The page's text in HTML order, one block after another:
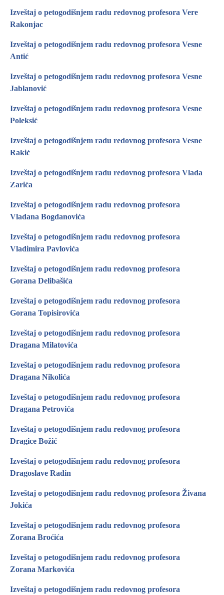
Izveštaj o petogodišnjem radu redovnog profesora Vere
Rakonjac
Izveštaj o petogodišnjem radu redovnog profesora Vesne
Antić
Izveštaj o petogodišnjem radu redovnog profesora Vesne
Jablanović
Izveštaj o petogodišnjem radu redovnog profesora Vesne
Poleksić
Izveštaj o petogodišnjem radu redovnog profesora Vesne
Rakić
Izveštaj o petogodišnjem radu redovnog profesora Vlada
Zarića
Izveštaj o petogodišnjem radu redovnog profesora
Vladana Bogdanovića
Izveštaj o petogodišnjem radu redovnog profesora
Vladimira Pavlovića
Izveštaj o petogodišnjem radu redovnog profesora
Gorana Delibašića
Izveštaj o petogodišnjem radu redovnog profesora
Gorana Topisirovića
Izveštaj o petogodišnjem radu redovnog profesora
Dragana Milatovića
Izveštaj o petogodišnjem radu redovnog profesora
Dragana Nikolića
Izveštaj o petogodišnjem radu redovnog profesora
Dragana Petrovića
Izveštaj o petogodišnjem radu redovnog profesora
Dragice Božić
Izveštaj o petogodišnjem radu redovnog profesora
Dragoslave Radin
Izveštaj o petogodišnjem radu redovnog profesora Živana
Jokića
Izveštaj o petogodišnjem radu redovnog profesora
Zorana Broćića
Izveštaj o petogodišnjem radu redovnog profesora
Zorana Markovića
Izveštaj o petogodišnjem radu redovnog profesora